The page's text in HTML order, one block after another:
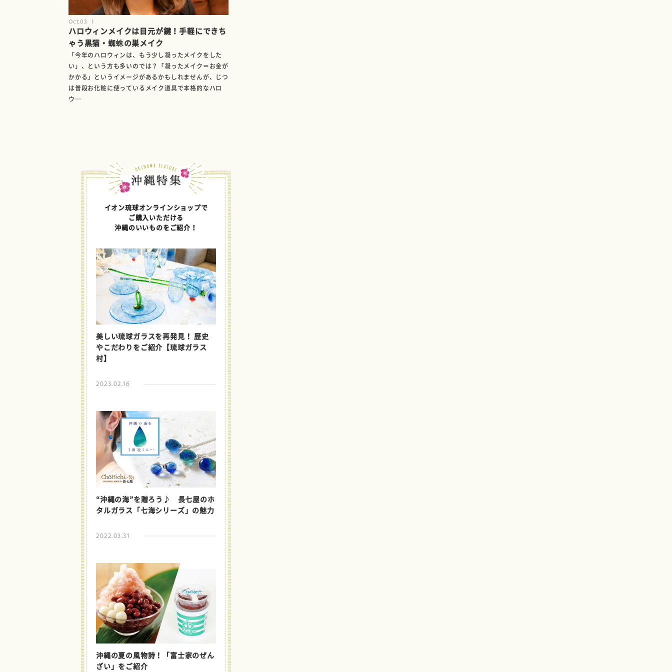
Oct.03
ハロウィンメイクは目元が鍵！手軽にできち
ゃう黒猫・蜘蛛の巣メイク
「今年のハロウィンは、もう少し凝ったメイクをした
い」、という方も多いのでは？「凝ったメイク＝お金が
かかる」というイメージがあるかもしれませんが、じつ
は普段お化粧に使っているメイク道具で本格的なハロ
ウ…
イオン琉球オンラインショップで
ご購入いただける
沖縄のいいものをご紹介！
美しい琉球ガラスを再発見！ 歴史
やこだわりをご紹介【琉球ガラス
村】
2023.02.16
“沖縄の海”を贈ろう♪ 長七屋のホ
タルガラス「七海シリーズ」の魅力
2022.03.31
沖縄の夏の風物詩！「富士家のぜん
ざい」をご紹介